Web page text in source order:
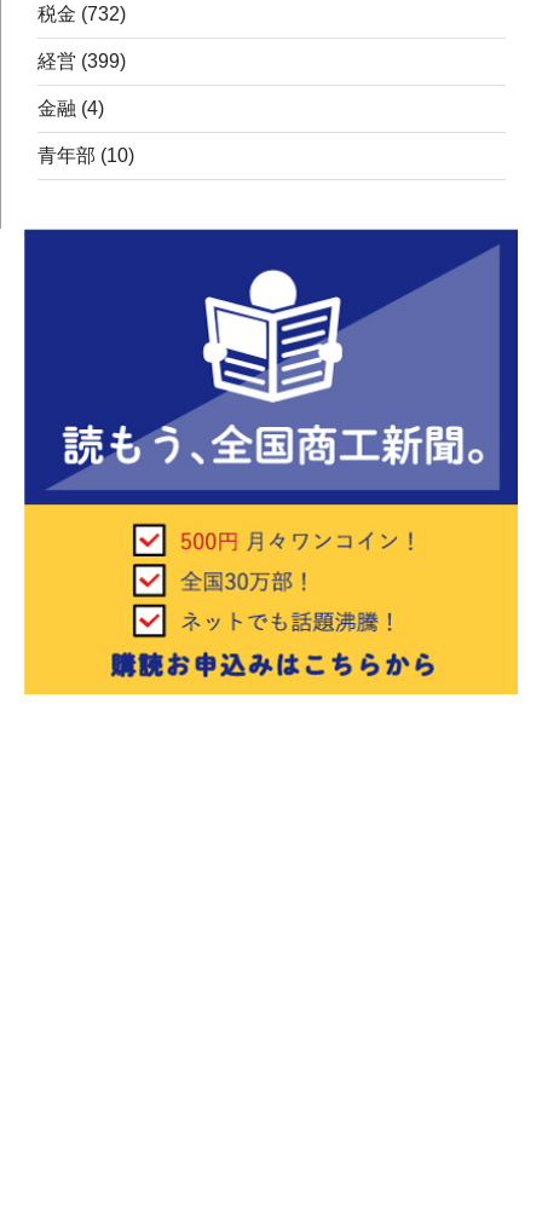
税金 (732)
経営 (399)
金融 (4)
青年部 (10)